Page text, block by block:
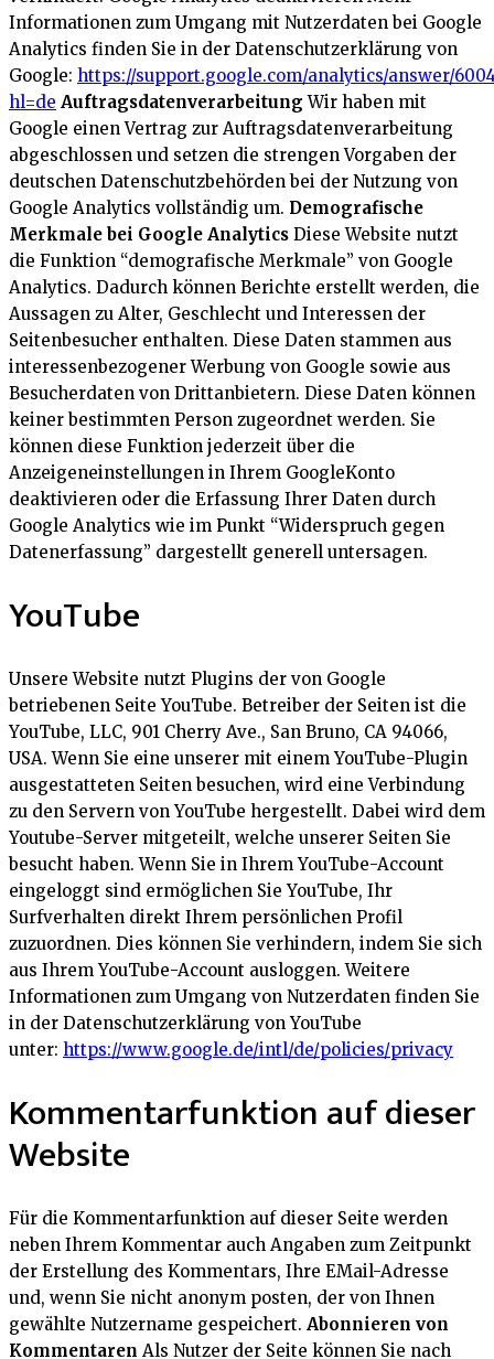
Informationen zum Umgang mit Nutzerdaten bei Google
Analytics finden Sie in der Datenschutzerklärung von
Google: https://support.google.com/analytics/answer/
hl=de Auftragsdatenverarbeitung Wir haben mit
Google einen Vertrag zur Auftragsdatenverarbeitung
abgeschlossen und setzen die strengen Vorgaben der
deutschen Datenschutzbehörden bei der Nutzung von
Google Analytics vollständig um. Demografische
Merkmale bei Google Analytics Diese Website nutzt
die Funktion “demografische Merkmale” von Google
Analytics. Dadurch können Berichte erstellt werden, die
Aussagen zu Alter, Geschlecht und Interessen der
Seitenbesucher enthalten. Diese Daten stammen aus
interessenbezogener Werbung von Google sowie aus
Besucherdaten von Drittanbietern. Diese Daten können
keiner bestimmten Person zugeordnet werden. Sie
können diese Funktion jederzeit über die
Anzeigeneinstellungen in Ihrem GoogleKonto
deaktivieren oder die Erfassung Ihrer Daten durch
Google Analytics wie im Punkt “Widerspruch gegen
Datenerfassung” dargestellt generell untersagen.
YouTube
Unsere Website nutzt Plugins der von Google
betriebenen Seite YouTube. Betreiber der Seiten ist die
YouTube, LLC, 901 Cherry Ave., San Bruno, CA 94066,
USA. Wenn Sie eine unserer mit einem YouTube-Plugin
ausgestatteten Seiten besuchen, wird eine Verbindung
zu den Servern von YouTube hergestellt. Dabei wird dem
Youtube-Server mitgeteilt, welche unserer Seiten Sie
besucht haben. Wenn Sie in Ihrem YouTube-Account
eingeloggt sind ermöglichen Sie YouTube, Ihr
Surfverhalten direkt Ihrem persönlichen Profil
zuzuordnen. Dies können Sie verhindern, indem Sie sich
aus Ihrem YouTube-Account ausloggen. Weitere
Informationen zum Umgang von Nutzerdaten finden Sie
in der Datenschutzerklärung von YouTube
unter: https://www.google.de/intl/de/policies/privacy
Kommentarfunktion auf dieser
Website
Für die Kommentarfunktion auf dieser Seite werden
neben Ihrem Kommentar auch Angaben zum Zeitpunkt
der Erstellung des Kommentars, Ihre EMail-Adresse
und, wenn Sie nicht anonym posten, der von Ihnen
gewählte Nutzername gespeichert. Abonnieren von
Kommentaren Als Nutzer der Seite können Sie nach